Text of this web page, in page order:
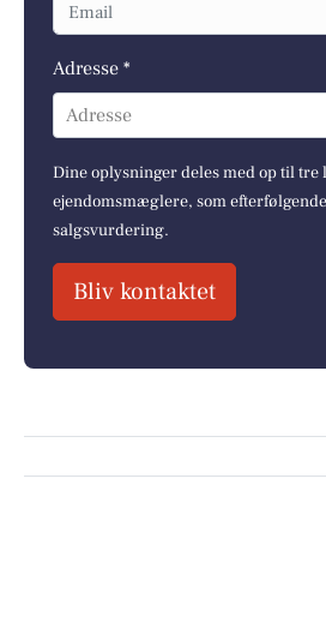
Adresse *
Adresse
Dine oplysninger deles med op til tre
ejendomsmæglere, som
salgsvurdering.
Bliv kontaktet